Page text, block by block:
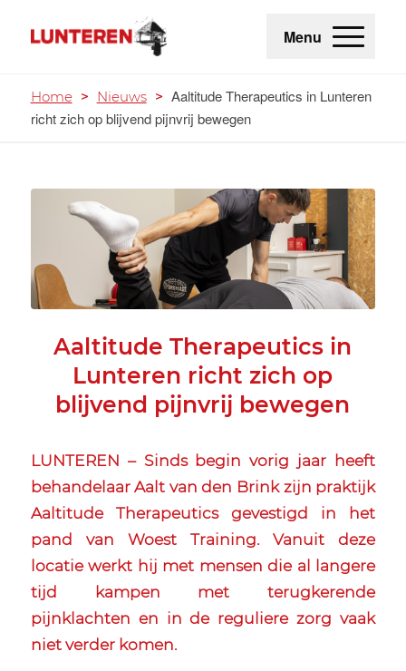
Menu
Home > Nieuws > Aaltitude Therapeutics in Lunteren
richt zich op blijvend pijnvrij bewegen
Aaltitude Therapeutics in
Lunteren richt zich op
blijvend pijnvrij bewegen
LUNTEREN – Sinds begin vorig jaar heeft
behandelaar Aalt van den Brink zijn praktijk
Aaltitude Therapeutics gevestigd in het
pand van Woest Training. Vanuit deze
locatie werkt hij met mensen die al langere
tijd kampen met terugkerende
pijnklachten en in de reguliere zorg vaak
niet verder komen.